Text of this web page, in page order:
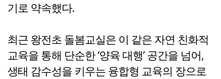
기로 약속했다.
최근 왕전초 돌봄교실은 이 같은 자연 친화적
교육을 통해 단순한 ‘양육 대행’ 공간을 넘어,
생태 감수성을 키우는 융합형 교육의 장으로